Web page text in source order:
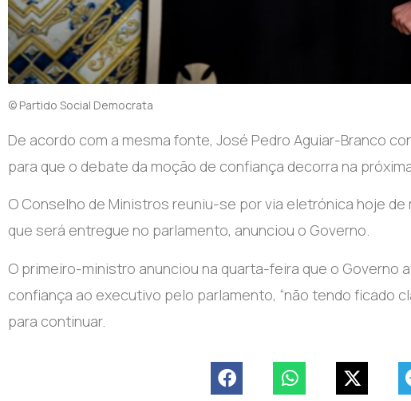
© Partido Social Democrata
De acordo com a mesma fonte, José Pedro Aguiar-Branco
para que o debate da moção de confiança decorra na
O Conselho de Ministros reuniu-se por via eletrónica hoje
que será entregue no parlamento, anunciou o Governo.
O primeiro-ministro anunciou na quarta-feira que o Governo
confiança ao executivo pelo parlamento, “não tendo ficado
para continuar.